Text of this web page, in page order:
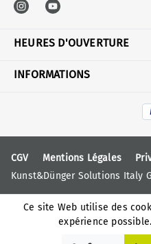
HEURES D'OUVERTURE
INFORMATIONS
CGV Mentions Légales
Kunst&Dünger Solutions Italy
Ce site Web utilise des
expérience possible.